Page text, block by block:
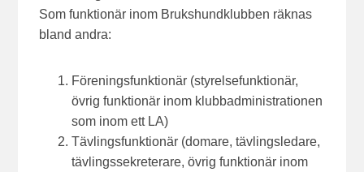
Som funktionär inom Brukshundklubben räknas
bland andra:
Föreningsfunktionär (styrelsefunktionär,
övrig funktionär inom klubbadministrationen
som inom ett LA)
Tävlingsfunktionär (domare, tävlingsledare,
tävlingssekreterare, övrig funktionär inom